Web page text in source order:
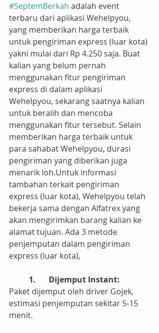
#SeptemBerkah adalah event
terbaru dari aplikasi Wehelpyou,
yang memberikan harga terbaik
untuk pengiriman express (luar kota)
yakni mulai dari Rp 4.250 saja. Buat
kalian yang belum pernah
menggunakan fitur pengiriman
express di dalam aplikasi
Wehelpyou, sekarang saatnya kalian
untuk beralih dan mencoba
menggunakan fitur tersebut. Selain
memberikan harga terbaik untuk
para sahabat Wehelpyou, durasi
pengiriman yang diberikan juga
menarik loh.Untuk informasi
tambahan terkait pengiriman
express (luar kota), Wehelpyou telah
bekerja sama dengan Alfatrex yang
akan mengirimkan barang kalian ke
alamat tujuan. Ada 3 metode
penjemputan dalam pengiriman
express (luar kota),
1.	Dijemput Instant:
Paket dijemput oleh driver Gojek,
estimasi penjemputan sekitar 5-15
menit.